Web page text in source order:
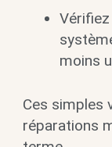
moins
Ces simples
réparations